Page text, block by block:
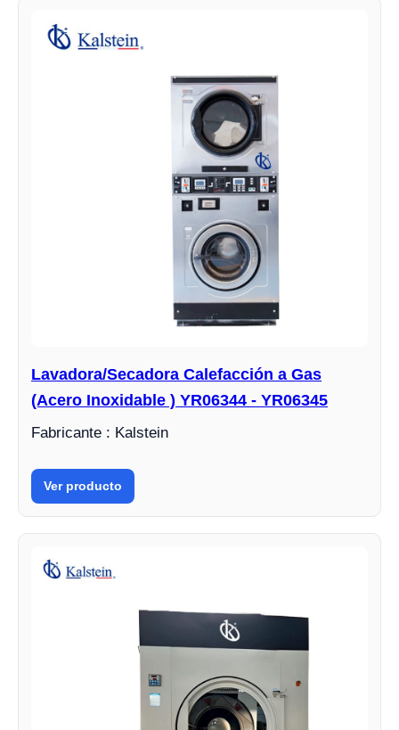
Lavadora/Secadora Calefacción a Gas
(Acero Inoxidable ) YR06344 - YR06345
Fabricante : Kalstein
Ver producto